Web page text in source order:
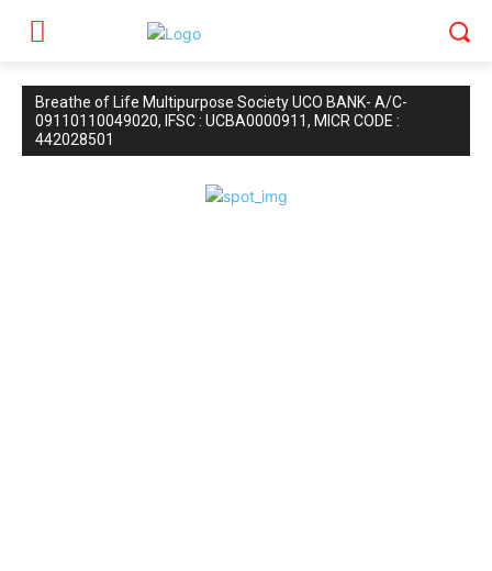
Breathe of Life Multipurpose Society UCO BANK- A/C-
09110110049020, IFSC : UCBA0000911, MICR CODE :
442028501